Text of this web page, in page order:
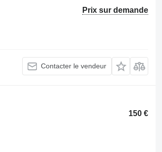
Prix sur demande
Contacter le vendeur
150 €